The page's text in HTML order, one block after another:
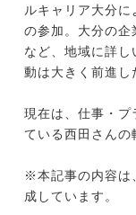
ルキャリア大分
の参加。大分の
など、地域に詳
動は大きく前進し
現在は、仕事・プ
ている西田さんの
※本記事の内容は
成しています。